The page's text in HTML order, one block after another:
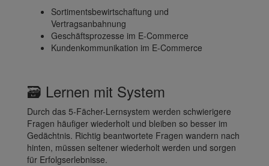
Sortimentsbewirtschaftung und
Vertragsanbahnung
Geschäftsprozesse im E-Commerce
Kundenkommunikation im E-Commerce
🗃️ Lernen mit System
Durch das 5-Fächer-Lernsystem werden schwierigere
Fragen häufiger wiederholt und bleiben so besser im
Gedächtnis. Richtig beantwortete Fragen wandern nach
hinten, müssen seltener wiederholt werden und sorgen
für Erfolgserlebnisse.